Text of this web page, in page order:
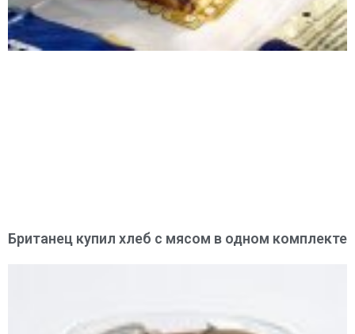
Британец купил хлеб с мясом в одном комплекте